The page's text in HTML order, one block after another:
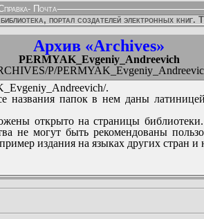
- Почта
портал создателей электронных книг.
Архив «Archives»
PERMYAK_Evgeniy_Andreevich
P/
.
названия папок в нем даны
открыто на страницы
не могут быть рекомендованы
издания на языках других стран и